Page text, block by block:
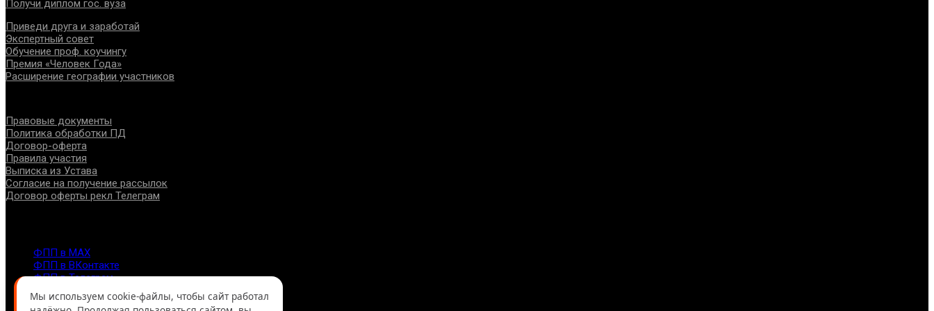
Получи диплом гос. вуза
Приведи друга и заработай
Экспертный совет
Обучение проф. коучингу
Премия «Человек Года»
Расширение географии участников
Правовые документы
Политика обработки ПД
Договор-оферта
Правила участия
Выписка из Устава
Согласие на получение рассылок
Договор оферты рекл Телеграм
ФПП в МАХ
ФПП в ВКонтакте
ФПП в Телеграм
Москва, м.о. Арбат, пер. Романов,3
7-495-127-10-45
Мы используем cookie-файлы, чтобы сайт работал